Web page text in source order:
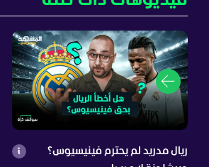
ريال مدريد لم يحترم فينيسيوس؟